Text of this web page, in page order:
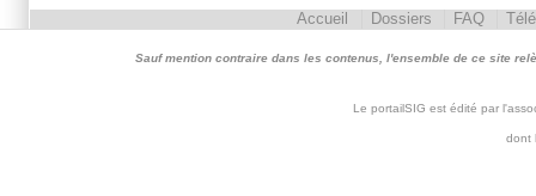
Accueil Dossiers FAQ
Sauf mention contraire dans les contenus, l'ensemble de ce site
Le portailSIG est édité par
dont